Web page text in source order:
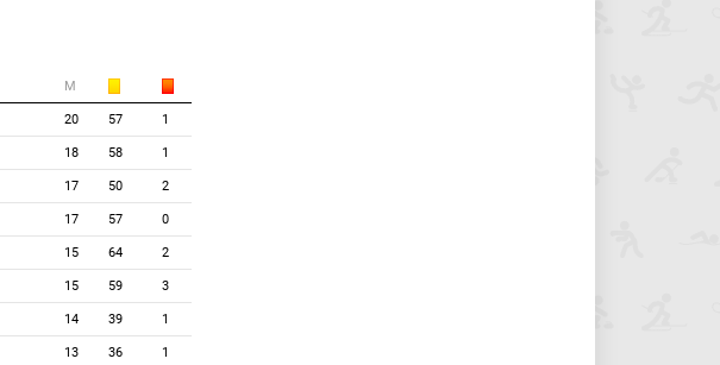
М
20 57 1
18 58 1
17 50 2
17 57 0
15 64 2
15 59 3
14 39 1
13 36 1